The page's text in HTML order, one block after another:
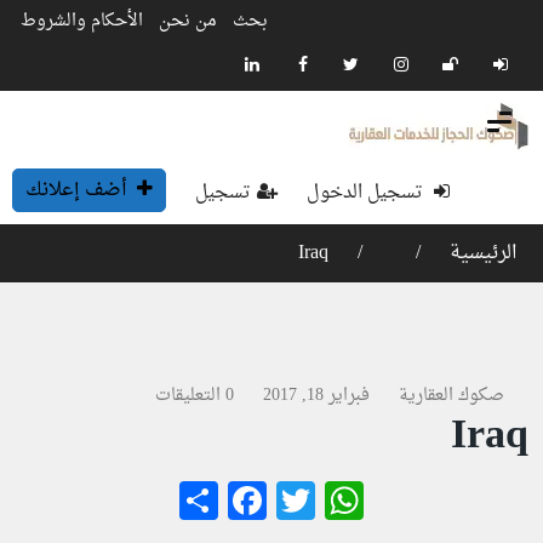
بحث من نحن الأحكام والشروط
تسجيل الدخول تسجيل
أضف إعلانك
الرئيسية
Iraq
صكوك العقارية فبراير 18, 2017 0 التعليقات
Iraq
WhatsApp
Twitter
Facebook